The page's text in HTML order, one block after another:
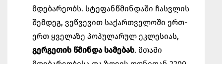
მდებარეობს. სტეფანწმინდაში ჩასვლის
შემდეგ, ვეწვევით საქართველოში ერთ-
ერთ ყველაზე პოპულარულ ეკლესიას,
გერგეთის წმინდა სამებას. მთაში